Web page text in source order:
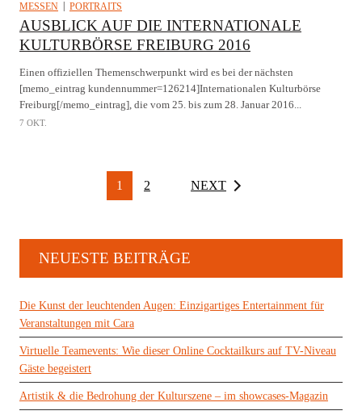
MESSEN PORTRAITS
AUSBLICK AUF DIE INTERNATIONALE
KULTURBÖRSE FREIBURG 2016
Einen offiziellen Themenschwerpunkt wird es bei der nächsten
[memo_eintrag kundennummer=126214]Internationalen Kulturbörse
Freiburg[/memo_eintrag], die vom 25. bis zum 28. Januar 2016...
7 OKT.
1 2 NEXT
NEUESTE BEITRÄGE
Die Kunst der leuchtenden Augen: Einzigartiges Entertainment für
Veranstaltungen mit Cara
Virtuelle Teamevents: Wie dieser Online Cocktailkurs auf TV-Niveau
Gäste begeistert
Artistik & die Bedrohung der Kulturszene – im showcases-Magazin